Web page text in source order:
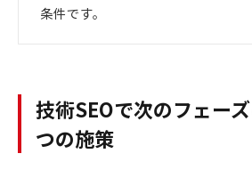
条件です。
技術SEOで次のフェー
つの施策